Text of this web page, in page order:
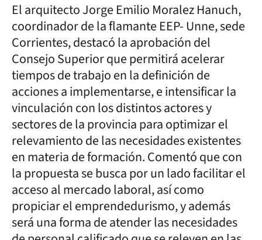
El arquitecto Jorge Emilio Moralez Hanuch,
coordinador de la flamante EEP- Unne, sede
Corrientes, destacó la aprobación del
Consejo Superior que permitirá acelerar
tiempos de trabajo en la definición de
acciones a implementarse, e intensificar la
vinculación con los distintos actores y
sectores de la provincia para optimizar el
relevamiento de las necesidades existentes
en materia de formación. Comentó que con
la propuesta se busca por un lado facilitar el
acceso al mercado laboral, así como
propiciar el emprendedurismo, y además
será una forma de atender las necesidades